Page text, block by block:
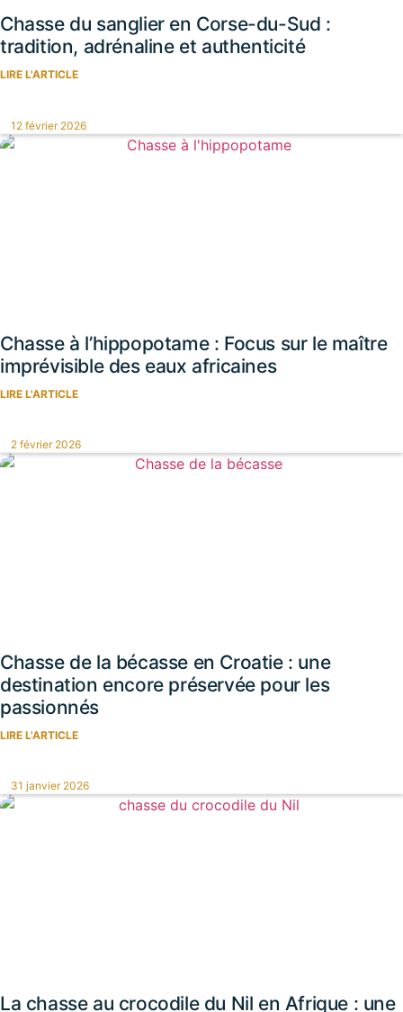
Chasse du sanglier en Corse-du-Sud :
tradition, adrénaline et authenticité
LIRE L'ARTICLE
12 février 2026
Chasse à l’hippopotame : Focus sur le maître
imprévisible des eaux africaines
LIRE L'ARTICLE
2 février 2026
Chasse de la bécasse en Croatie : une
destination encore préservée pour les
passionnés
LIRE L'ARTICLE
31 janvier 2026
La chasse au crocodile du Nil en Afrique : une